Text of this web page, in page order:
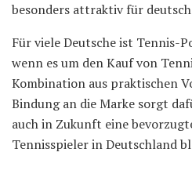
besonders attraktiv für
Für viele Deutsche ist Tennis-
wenn es um den Kauf von
Kombination aus praktischen
Bindung an die Marke sorgt
auch in Zukunft eine
Tennisspieler in Deutschland